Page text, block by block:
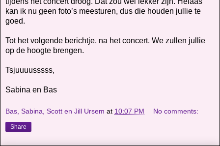
kan ik nu geen foto’s meesturen, dus die houden jullie te
goed.
Tot het volgende berichtje, na het concert. We zullen jullie
op de hoogte brengen.
Tsjuuuusssss,
Sabina en Bas
Bas, Sabina, Scott en Jill Ursem at 10:07 PM No comments:
Share